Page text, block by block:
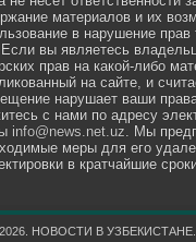
материалов и их
в нарушение прав
вы являетесь
прав на какой-либо
на сайте, и
нарушает ваши
с нами по адресу
info@news.net.uz. Мы
меры для его
в кратчайшие
НОВОСТИ В УЗБЕКИСТАНЕ.